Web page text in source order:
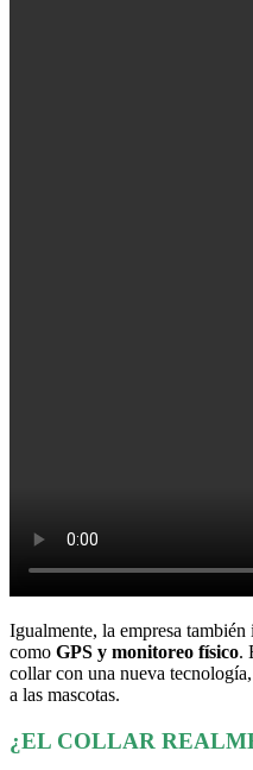
Igualmente, la empresa
como GPS y monitoreo físico.
collar con una nueva
a las mascotas.
¿EL COLLAR